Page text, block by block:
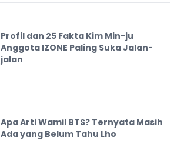
Profil dan 25 Fakta Kim Min-ju
Anggota IZONE Paling Suka Jalan-
jalan
Apa Arti Wamil BTS? Ternyata Masih
Ada yang Belum Tahu Lho